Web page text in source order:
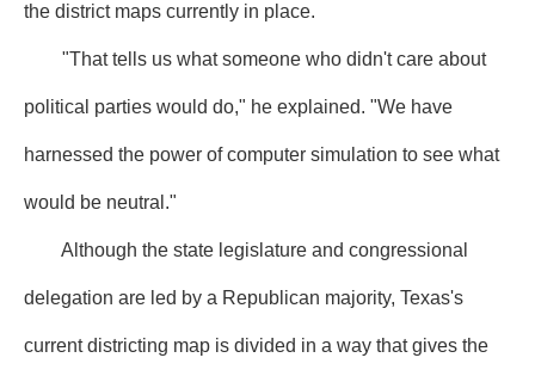
the district maps currently in place.
"That tells us what someone who didn't care about
political parties would do," he explained. "We have
harnessed the power of computer simulation to see what
would be neutral."
Although the state legislature and congressional
delegation are led by a Republican majority, Texas's
current districting map is divided in a way that gives the